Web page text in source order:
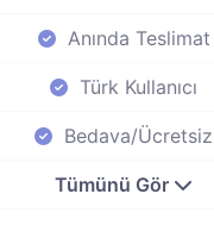
Anında Teslimat
Türk Kullanıcı
Bedava/Ücretsiz
Tümünü Gör